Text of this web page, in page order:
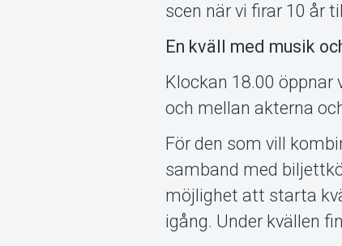
scen när vi firar 10 år
En kväll med musik
Klockan 18.00 öppnar
och mellan akterna
För den som vill
samband med
möjlighet att starta
igång. Under kvällen